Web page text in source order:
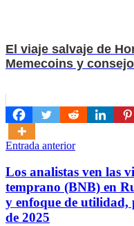
El viaje salvaje de
Memecoins y
Navegación
de
entradas
Entrada anterior
Los analistas ven las
temprano (BNB) en
y enfoque de utilidad,
de 2025